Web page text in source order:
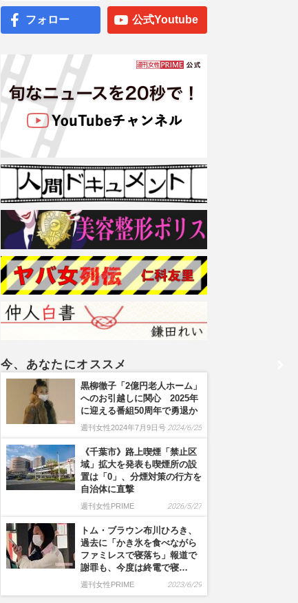
フォロー 公式Youtube
今、あなたにオススメ
黒柳徹子「2億円老人ホーム」
へのお引越しに関心 2025年
に迎える番組50周年で勇退か
週刊女性2024年7月9日号 2024/6/25
《千葉市》路上喫煙「禁止区
域」拡大を発表も喫煙所の設
置は「0」、分煙対策の行方を
自治体に直撃
週刊女性PRIME 2026/5/27
トム・ブラウン布川ひろき、
過去に「かき氷を食べながら
ファミレスで寝落ち」報道で
謝罪も、今度は終電で寝…
週刊女性PRIME 2023/6/29